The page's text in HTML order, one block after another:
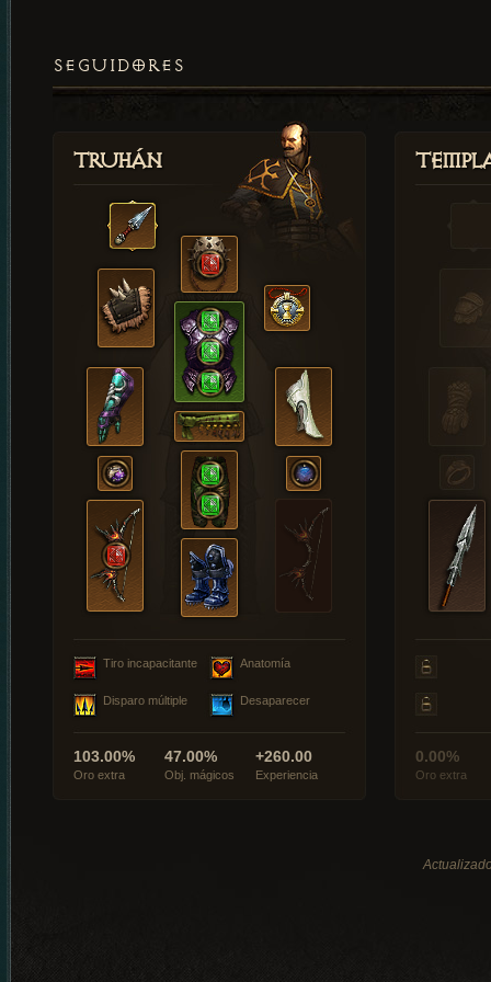
SEGUIDORES
Truhán
Tiro incapacitante Anatomía
Disparo múltiple Desaparecer
103.00%
Oro extra
47.00%
Obj. mágicos
+260.00
Experiencia
0.00%
Oro extra